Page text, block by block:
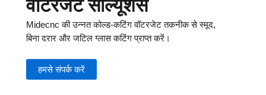
वॉटरजेट सॉल्यूशंस
Midecnc की उन्नत कोल्ड-कटिंग वॉटरजेट तकनीक से स्मूद,
बिना दरार और जटिल ग्लास कटिंग प्राप्त करें।
हमसे संपर्क करें